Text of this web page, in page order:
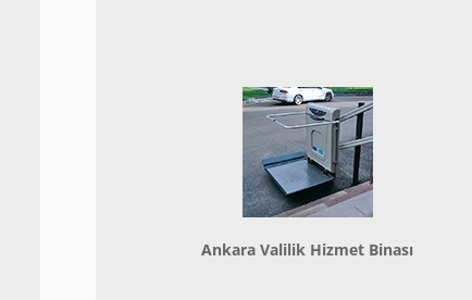
Ankara Valilik Hizmet Binası